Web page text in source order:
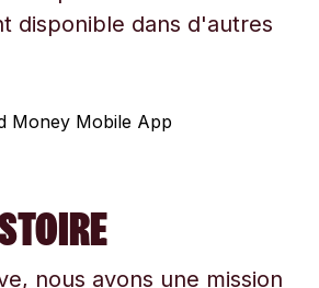
disponible dans d'autres
nous avons une mission